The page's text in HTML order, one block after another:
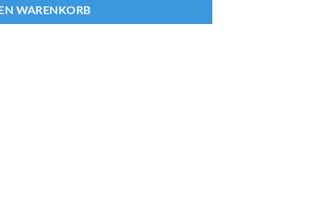
WARENKORB